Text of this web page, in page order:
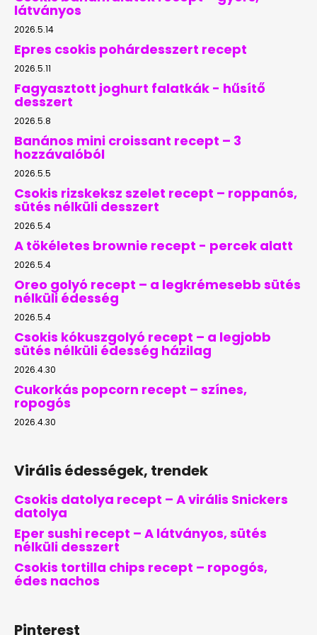
látványos
2026.5.14
Epres csokis pohárdesszert recept
2026.5.11
Fagyasztott joghurt falatkák - hűsítő
desszert
2026.5.8
Banános mini croissant recept – 3
hozzávalóból
2026.5.5
Csokis rizskeksz szelet recept – roppanós,
sütés nélküli desszert
2026.5.4
A tökéletes brownie recept - percek alatt
2026.5.4
Oreo golyó recept – a legkrémesebb sütés
nélküli édesség
2026.5.4
Csokis kókuszgolyó recept – a legjobb
sütés nélküli édesség házilag
2026.4.30
Cukorkás popcorn recept – színes,
ropogós
2026.4.30
Virális édességek, trendek
Csokis datolya recept – A virális Snickers
datolya
Eper sushi recept – A látványos, sütés
nélküli desszert
Csokis tortilla chips recept – ropogós,
édes nachos
Pinterest